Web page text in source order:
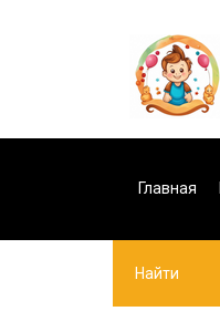
Главная